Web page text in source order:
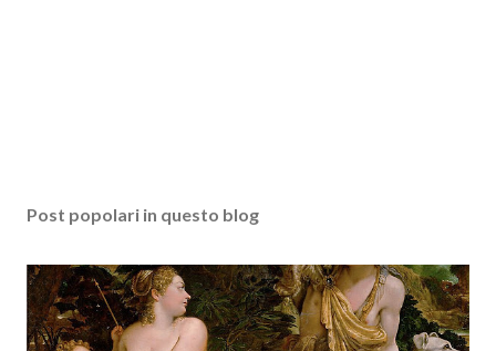
Post popolari in questo blog